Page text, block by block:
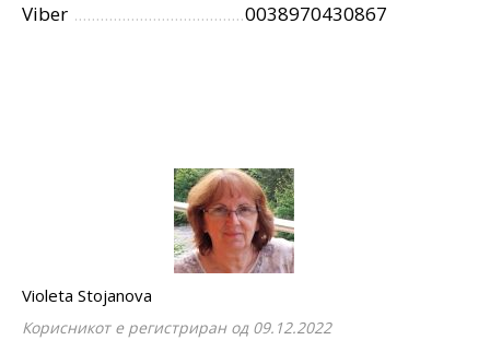
Viber
0038970430867
Violeta Stojanova
Корисникот е регистриран од 09.12.2022